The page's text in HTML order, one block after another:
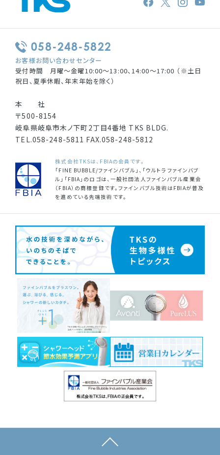
058-248-5822
お客様お問い合わせセンター
受付時間 月曜〜金曜10:00〜13:00、14:00〜17:00 （※土日
祝日、夏季休暇、年末年始を除く）
本 社
〒500-8154
岐阜県岐阜市木ノ下町2丁目4番地 TKS BLDG.
TEL.058-248-5811 FAX.058-248-5812
株式会社TKSは、FBIAの会員です。
「FINE BUBBLE/ファインバブル」、「ウルトラファインバブ
ル」「FBIA」のロゴは、一般社団法人ファインバブル産業会
（FBIA）の商標登録です。ファインバブル技術はFBIAが普及
を進めている先端技術です。